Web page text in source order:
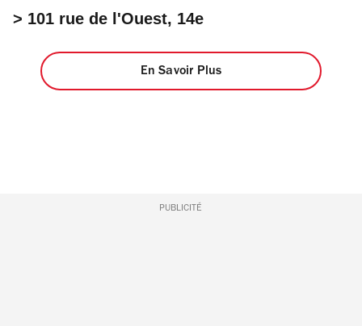
> 101 rue de l'Ouest, 14e
En Savoir Plus
PUBLICITÉ